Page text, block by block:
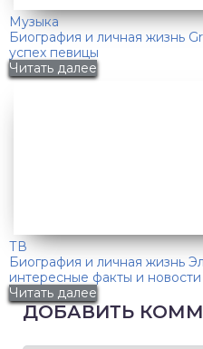
Музыка
Биография и личная жизнь
успех певицы
Читать далее
ТВ
Биография и личная жизнь
интересные факты и новости
Читать далее
ДОБАВИТЬ